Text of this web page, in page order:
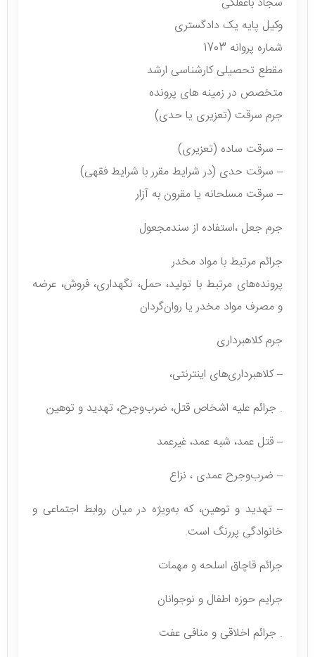
وکیل پایه یک دادگستری
شماره پروانه 1703
مقطع تحصیلی کارشناسی ارشد
متخصص در زمینه های پرونده
جرم سرقت (تعزیری یا حدی)
– سرقت ساده (تعزیری)
– سرقت حدی (در شرایط مقرر با شرایط فقهی)
– سرقت مسلحانه یا مقرون به آزار
جرم جعل ،استفاده از سندمجعول
جرائم مرتبط با مواد مخدر
پرونده‌های مرتبط با تولید، حمل، نگهداری، فروش، عرضه
و مصرف مواد مخدر یا روان‌گردان
جرم کلاهبرداری
– کلاهبرداری‌های اینترنتی،
. جرائم علیه اشخاص قتل، ضرب‌وجرح، تهدید و توهین
– قتل عمد، شبه عمد، غیرعمد
– ضرب‌وجرح عمدی ، نزاع‌
– تهدید و توهین، که به‌ویژه در میان روابط اجتماعی و
خانوادگی پررنگ است.
جرائم قاچاق اسلحه و مهمات
جرایم حوزه اطفال و نوجوانان
. جرائم اخلاقی و منافی عفت